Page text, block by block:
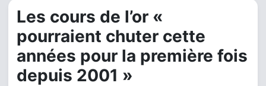
Les cours de l’or «
pourraient chuter cette
années pour la première fois
depuis 2001 »